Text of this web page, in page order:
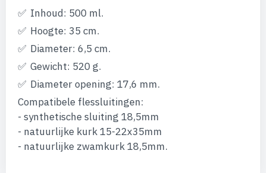
Inhoud: 500 ml.
Hoogte: 35 cm.
Diameter: 6,5 cm.
Gewicht: 520 g.
Diameter opening: 17,6 mm.
Compatibele flessluitingen:
- synthetische sluiting 18,5mm
- natuurlijke kurk 15-22x35mm
- natuurlijke zwamkurk 18,5mm.